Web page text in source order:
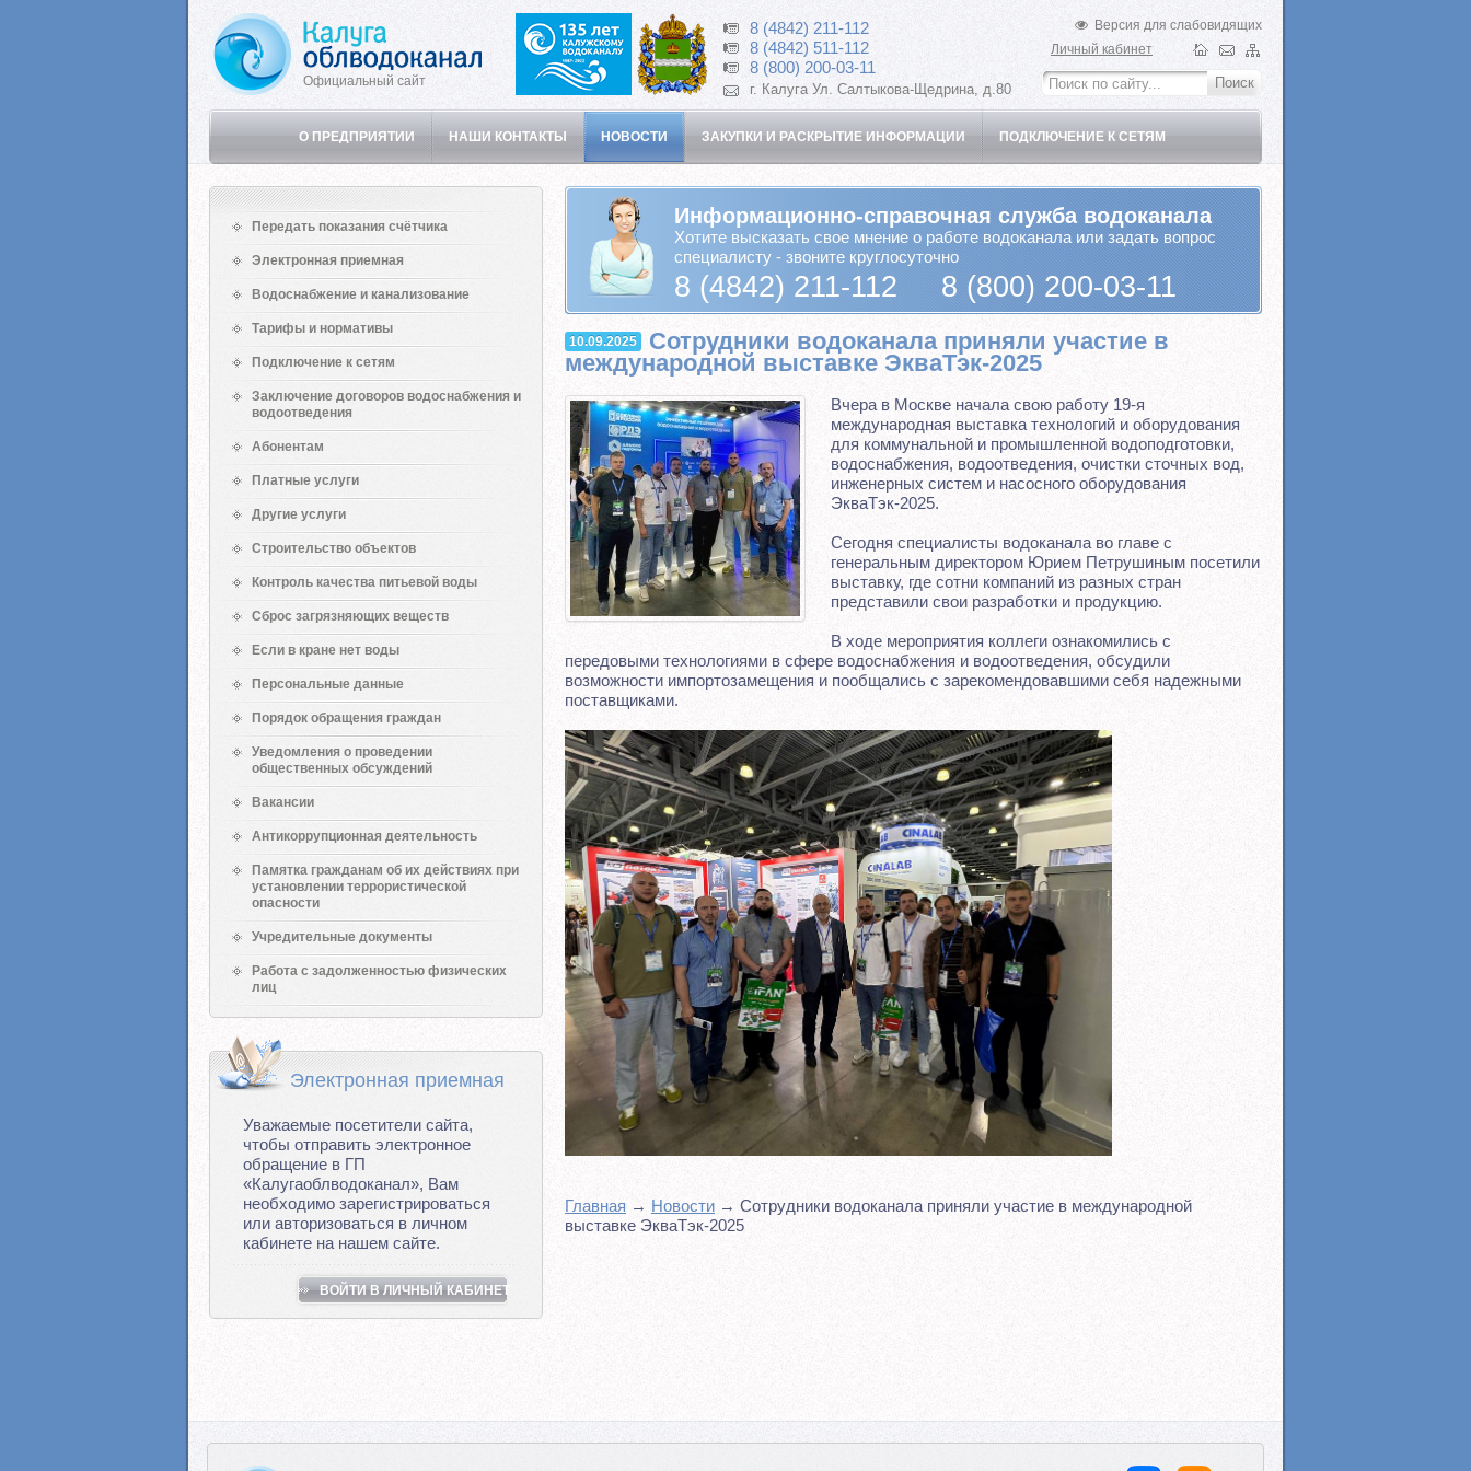
Официальный сайт
8 (4842) 211-112
8 (4842) 511-112
8 (800) 200-03-11
г. Калуга Ул. Салтыкова-Щедрина, д.80
Версия для слабовидящих
Личный кабинет
О ПРЕДПРИЯТИИ НАШИ КОНТАКТЫ НОВОСТИ ЗАКУПКИ И РАСКРЫТИЕ ИНФОРМАЦИИ ПОДКЛЮЧЕНИЕ К СЕТЯМ
Передать показания счётчика
Электронная приемная
Водоснабжение и канализование
Тарифы и нормативы
Подключение к сетям
Заключение договоров водоснабжения и
водоотведения
Абонентам
Платные услуги
Другие услуги
Строительство объектов
Контроль качества питьевой воды
Сброс загрязняющих веществ
Если в кране нет воды
Персональные данные
Порядок обращения граждан
Уведомления о проведении
общественных обсуждений
Вакансии
Антикоррупционная деятельность
Памятка гражданам об их действиях при
установлении террористической
опасности
Учредительные документы
Работа с задолженностью физических
лиц
Электронная приемная
Уважаемые посетители сайта,
чтобы отправить электронное
обращение в ГП
«Калугаоблводоканал», Вам
необходимо зарегистрироваться
или авторизоваться в личном
кабинете на нашем сайте.
ВОЙТИ В ЛИЧНЫЙ КАБИНЕТ
Информационно-справочная служба водоканала
Хотите высказать свое мнение о работе водоканала или задать вопрос
специалисту - звоните круглосуточно
8 (4842) 211-112 8 (800) 200-03-11
10.09.2025
Сотрудники водоканала приняли участие в
международной выставке ЭкваТэк-2025
Вчера в Москве начала свою работу 19-я
международная выставка технологий и оборудования
для коммунальной и промышленной водоподготовки,
водоснабжения, водоотведения, очистки сточных вод,
инженерных систем и насосного оборудования
ЭкваТэк-2025.
Сегодня специалисты водоканала во главе с
генеральным директором Юрием Петрушиным посетили
выставку, где сотни компаний из разных стран
представили свои разработки и продукцию.
В ходе мероприятия коллеги ознакомились с
передовыми технологиями в сфере водоснабжения и водоотведения, обсудили
возможности импортозамещения и пообщались с зарекомендовавшими себя надежными
поставщиками.
Главная → Новости → Сотрудники водоканала приняли участие в международной
выставке ЭкваТэк-2025